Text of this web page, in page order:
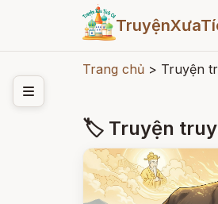
Trang chủ > Truyện
🏷 Truyện